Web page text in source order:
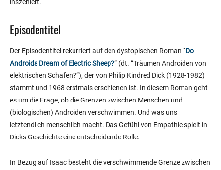
inszeniert.
Episodentitel
Der Episodentitel rekurriert auf den dystopischen Roman “Do
Androids Dream of Electric Sheep?” (dt. “Träumen Androiden von
elektrischen Schafen?”), der von Philip Kindred Dick (1928-1982)
stammt und 1968 erstmals erschienen ist. In diesem Roman geht
es um die Frage, ob die Grenzen zwischen Menschen und
(biologischen) Androiden verschwimmen. Und was uns
letztendlich menschlich macht. Das Gefühl von Empathie spielt in
Dicks Geschichte eine entscheidende Rolle.
In Bezug auf Isaac besteht die verschwimmende Grenze zwischen